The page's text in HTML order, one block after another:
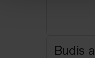
Budis